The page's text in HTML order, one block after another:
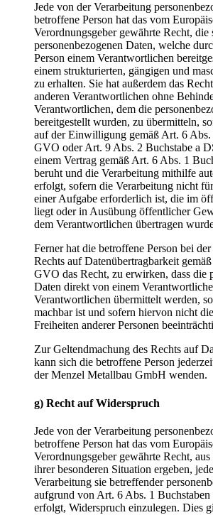
Jede von der Verarbeitung
betroffene Person hat das vom
Verordnungsgeber gewährte Recht, die
personenbezogenen Daten, welche
Person einem Verantwortlichen
einem strukturierten, gängigen und
zu erhalten. Sie hat außerdem das
anderen Verantwortlichen ohne
Verantwortlichen, dem die
bereitgestellt wurden, zu übermitteln,
auf der Einwilligung gemäß Art. 6 Abs.
GVO oder Art. 9 Abs. 2 Buchstabe a
einem Vertrag gemäß Art. 6 Abs. 1
beruht und die Verarbeitung mithilfe
erfolgt, sofern die Verarbeitung nicht
einer Aufgabe erforderlich ist, die im
liegt oder in Ausübung öffentlicher
dem Verantwortlichen übertragen
Ferner hat die betroffene Person bei
Rechts auf Datenübertragbarkeit
GVO das Recht, zu erwirken, dass die
Daten direkt von einem
Verantwortlichen übermittelt werden,
machbar ist und sofern hiervon nicht
Freiheiten anderer Personen
Zur Geltendmachung des Rechts auf
kann sich die betroffene Person
der Menzel Metallbau GmbH wenden.
g) Recht auf Widerspruch
Jede von der Verarbeitung
betroffene Person hat das vom
Verordnungsgeber gewährte Recht,
ihrer besonderen Situation ergeben,
Verarbeitung sie betreffender
aufgrund von Art. 6 Abs. 1
erfolgt, Widerspruch einzulegen. Dies